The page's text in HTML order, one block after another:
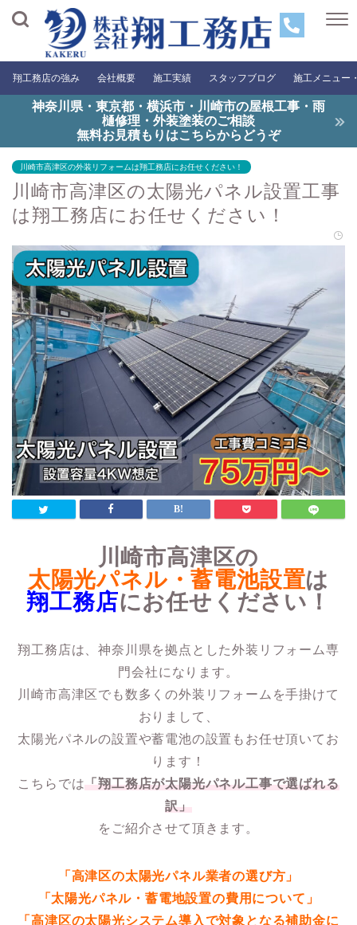
翔工務店の強み 会社概要 施工実績 スタッフブログ 施工メニュー
神奈川県・東京都・横浜市・川崎市の屋根工事・雨
樋修理・外装塗装のご相談
無料お見積もりはこちらからどうぞ
川崎市高津区の外装リフォームは翔工務店にお任せください！
川崎市高津区の太陽光パネル設置工事
は翔工務店にお任せください！
川崎市高津区の
太陽光パネル・蓄電池設置は
翔工務店にお任せください！
翔工務店は、神奈川県を拠点とした外装リフォーム専
門会社になります。
川崎市高津区でも数多くの外装リフォームを手掛けて
おりまして、
太陽光パネルの設置や蓄電池の設置もお任せ頂いてお
ります！
こちらでは 「翔工務店が太陽光パネル工事で選ばれる
訳」
をご紹介させて頂きます。
「高津区の太陽光パネル業者の選び方」
「太陽光パネル・蓄電地設置の費用について」
「高津区の太陽光システム導入で対象となる補助金に